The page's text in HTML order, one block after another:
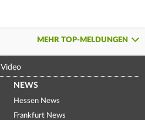
MEHR TOP-MELDUNGEN
Video
NEWS
Hessen News
Frankfurt News